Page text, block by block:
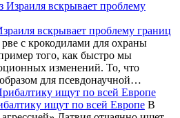
вскрывает проблему границ
с крокодилами для охраны
того, как быстро мы
изменений. То, что
для псевдонаучной…
ищут по всей Европе В